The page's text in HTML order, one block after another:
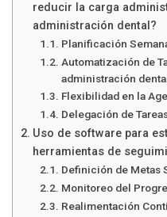
reducir la carga
administración dental?
Planificación
Automatización de
administración
Flexibilidad en la
Delegación de
Uso de software para
herramientas de
Definición de Metas
Monitoreo del
Realimentación